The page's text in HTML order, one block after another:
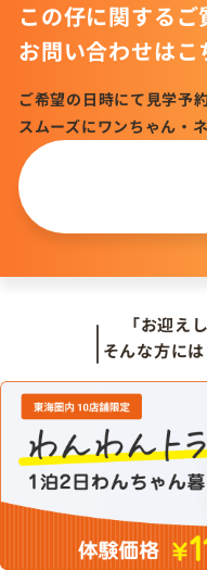
この仔に関するご
お問い合わせはこ
ご希望の日時にて見学予
スムーズにワンちゃん・
「お迎え
そんな方には